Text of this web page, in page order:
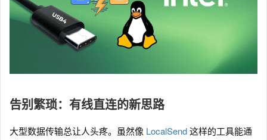
告别繁琐：有线直连的新思路
大型数据传输总让人头疼。虽然像 LocalSend这样的工具能通